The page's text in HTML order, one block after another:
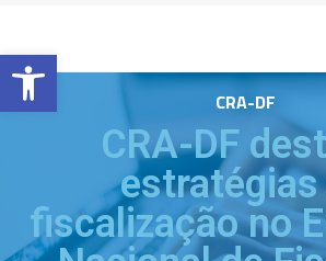
Barra de Ferramentas Aberta
CRA-DF
CRA-DF
estratégias
fiscalização no